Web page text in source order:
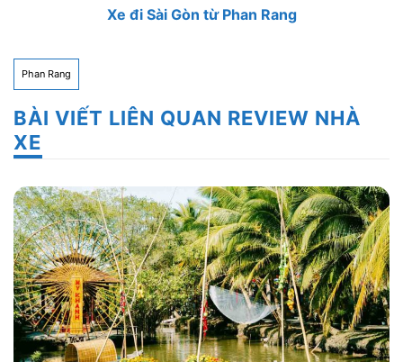
Xe đi Sài Gòn từ Phan Rang
Phan Rang
BÀI VIẾT LIÊN QUAN REVIEW NHÀ
XE